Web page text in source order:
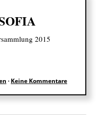
2015
· Keine Kommentare